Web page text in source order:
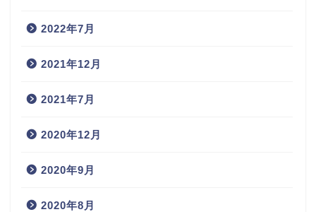
2022年7月
2021年12月
2021年7月
2020年12月
2020年9月
2020年8月